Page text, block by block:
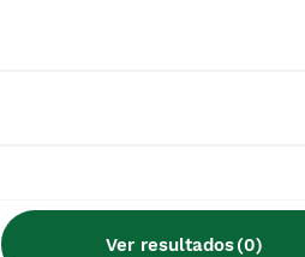
Ver resultados(0)
meses?
especial los
Habanera?